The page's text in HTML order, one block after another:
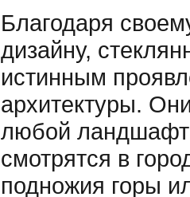
Благодаря
дизайну,
истинным
архитектуры.
любой ландшафт
смотрятся в
подножия горы